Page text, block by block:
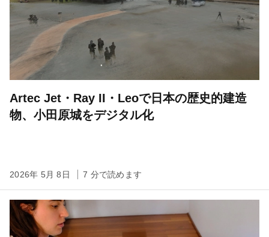
Artec Jet・Ray II・Leoで日本の歴史的建造
物、小田原城をデジタル化
2026年 5月 8日 7 分で読めます